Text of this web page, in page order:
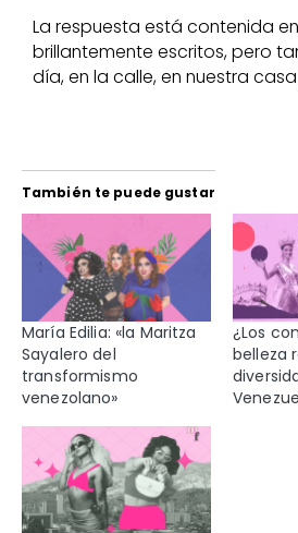
La respuesta está contenida
brillantemente escritos, pero
día, en la calle, en nuestra
También te puede gustar
María Edilia: «la Maritza
Sayalero del
transformismo
venezolano»
¿Los
belleza